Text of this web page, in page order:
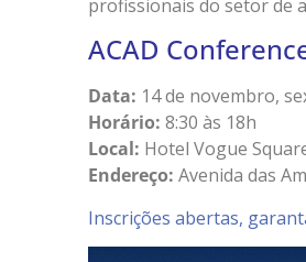
profissionais do setor de
ACAD
Data: 14 de novembro,
Horário: 8:30 às 18h
Local: Hotel Vogue
Endereço: Avenida das
Inscrições abertas,